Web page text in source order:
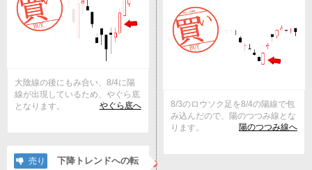
大陰線の後にもみ合い、8/4に陽
線が出現しているため、やぐら底
となります。
やぐら底へ
8/3のロウソク足を8/4の陽線で包
み込んだので、陽のつつみ線とな
ります。
陽のつつみ線へ
売り
下降トレンドへの転